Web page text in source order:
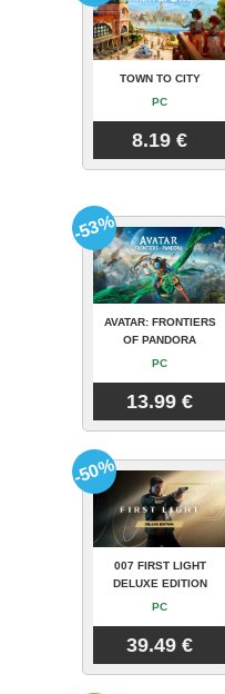
TOWN TO CITY
PC
8.19 €
AVATAR: FRONTIERS
OF PANDORA
PC
13.99 €
-53%
007 FIRST LIGHT
DELUXE EDITION
PC
39.49 €
-50%